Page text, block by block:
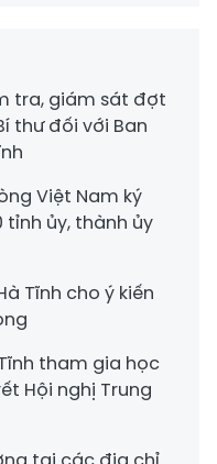
tra, giám sát đợt
thư đối với Ban
Việt Nam ký
tỉnh ủy, thành ủy
Tĩnh cho ý kiến
tham gia học
Hội nghị Trung